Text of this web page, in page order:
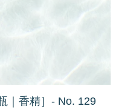
｜香精］- No. 129